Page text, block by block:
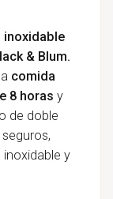
inoxidable
& Blum.
comida
8 horas y
de doble
y